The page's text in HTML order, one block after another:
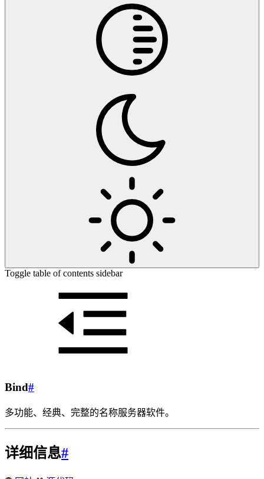
Toggle table of contents sidebar
Bind#
多功能、经典、完整的名称服务器软件。
详细信息#